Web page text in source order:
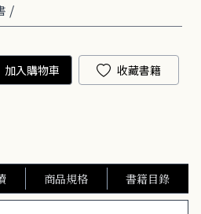
/
加入購物車 收藏書籍
商品規格 書籍目錄